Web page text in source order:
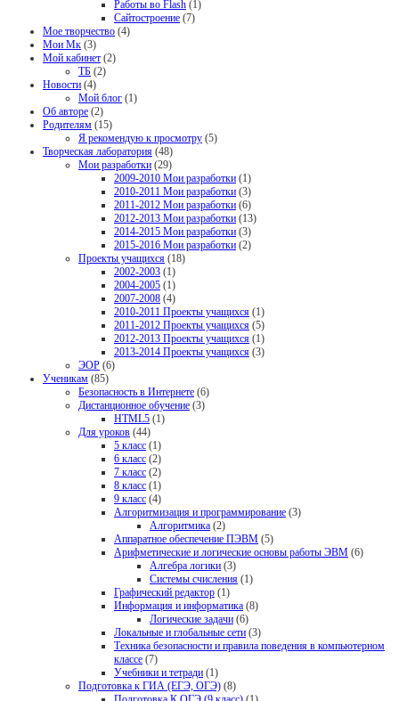
Работы во Flash (1)
Сайтостроение (7)
Мое творчество (4)
Мои Мк (3)
Мой кабинет (2)
ТБ (2)
Новости (4)
Мой блог (1)
Об авторе (2)
Родителям (15)
Я рекомендую к просмотру (5)
Творческая лаборатория (48)
Мои разработки (29)
2009-2010 Мои разработки (1)
2010-2011 Мои разработки (3)
2011-2012 Мои разработки (6)
2012-2013 Мои разработки (13)
2014-2015 Мои разработки (3)
2015-2016 Мои разработки (2)
Проекты учащихся (18)
2002-2003 (1)
2004-2005 (1)
2007-2008 (4)
2010-2011 Проекты учащихся (1)
2011-2012 Проекты учащихся (5)
2012-2013 Проекты учащихся (1)
2013-2014 Проекты учащихся (3)
ЭОР (6)
Ученикам (85)
Безопасность в Интернете (6)
Дистанционное обучение (3)
HTML5 (1)
Для уроков (44)
5 класс (1)
6 класс (2)
7 класс (2)
8 класс (1)
9 класс (4)
Алгоритмизация и программирование (3)
Алгоритмика (2)
Аппаратное обеспечение ПЭВМ (5)
Арифметические и логические основы работы ЭВМ (6)
Алгебра логики (3)
Системы счисления (1)
Графический редактор (1)
Информация и информатика (8)
Логические задачи (6)
Локальные и глобальные сети (3)
Техника безопасности и правила поведения в компьютерном
классе (7)
Учебники и тетради (1)
Подготовка к ГИА (ЕГЭ, ОГЭ) (8)